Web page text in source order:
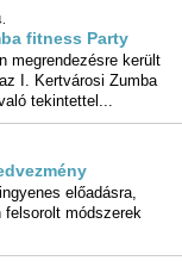
fitness Party
került
az I. Kertvárosi Zumba
tekintettel...
előadásra,
módszerek